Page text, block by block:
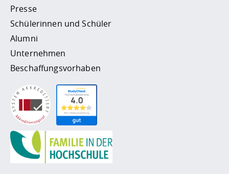
Presse
Schülerinnen und Schüler
Alumni
Unternehmen
Beschaffungsvorhaben